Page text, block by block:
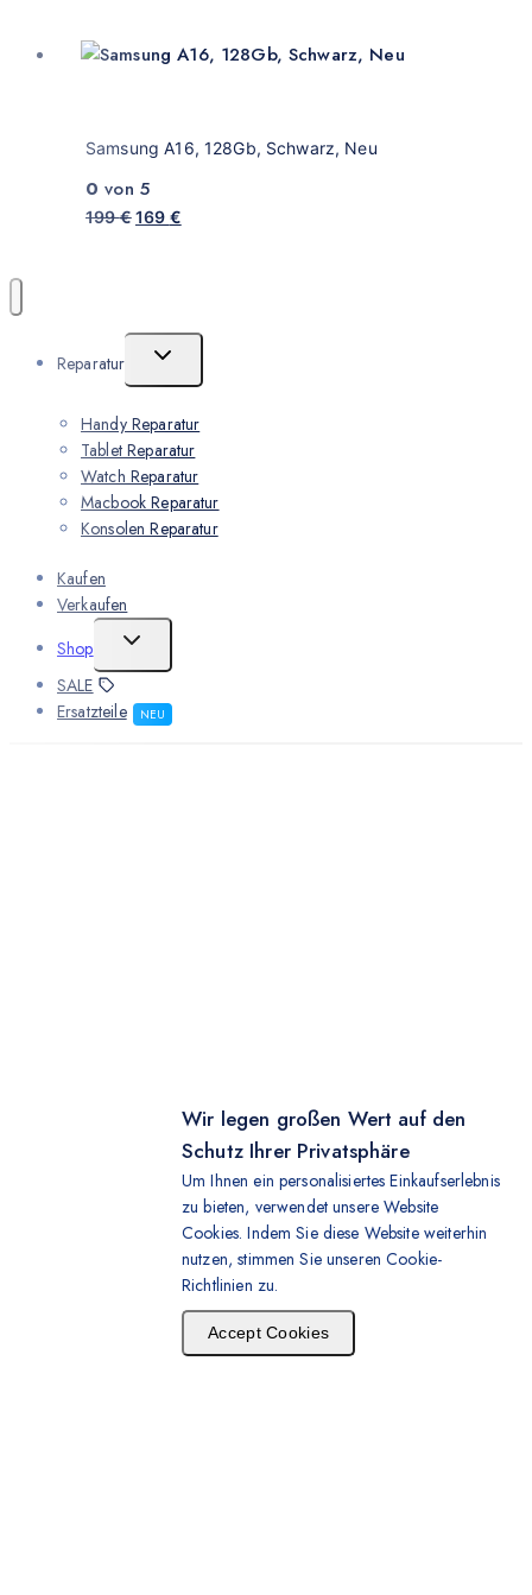
Wir legen großen Wert auf den
Schutz Ihrer Privatsphäre
Um Ihnen ein personalisiertes Einkaufserlebnis
zu bieten, verwendet unsere Website
Cookies. Indem Sie diese Website weiterhin
nutzen, stimmen Sie unseren Cookie-
Richtlinien zu.
Accept Cookies
Samsung A16, 128Gb, Schwarz, Neu
0 von 5
199€169 €
Reparatur
Handy Reparatur
Tablet Reparatur
Watch Reparatur
Macbook Reparatur
Konsolen Reparatur
Kaufen
Verkaufen
Shop
SALE
Ersatzteile
NEU